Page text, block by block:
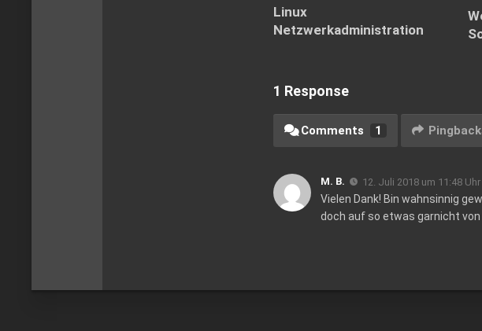
Linux
Netzwerkadministration
1 Response
Comments 1
M. B. 12. Juli 2018 um 11:48 Uhr
Vielen Dank! Bin wahnsinnig
doch auf so etwas garnicht von